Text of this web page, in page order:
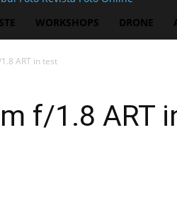
WORKSHOPS DRONE
ART in test
f/1.8 ART